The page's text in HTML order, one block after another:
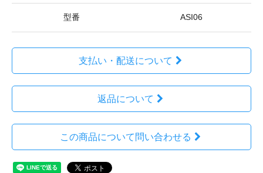
型番 ASI06
支払い・配送について
返品について
この商品について問い合わせる